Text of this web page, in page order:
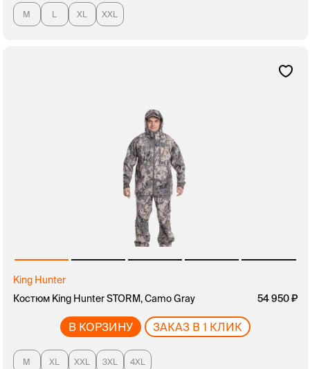
M L XL XXL
King Hunter
Костюм King Hunter STORM, Camo Gray
54 950
В КОРЗИНУ ЗАКАЗ В 1 КЛИК
M XL XXL 3XL 4XL